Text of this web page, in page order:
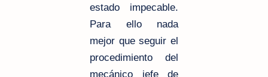
estado impecable.
Para ello nada
mejor que seguir el
procedimiento del
mecánico jefe de